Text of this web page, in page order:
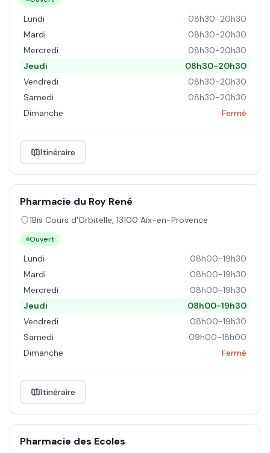
Lundi
08h30-20h30
Mardi
08h30-20h30
Mercredi
08h30-20h30
Jeudi
08h30-20h30
Vendredi
08h30-20h30
Samedi
08h30-20h30
Dimanche
Fermé
Itinéraire
Pharmacie du Roy René
1Bis Cours d'Orbitelle, 13100 Aix-en-Provence
Ouvert
Lundi
08h00-19h30
Mardi
08h00-19h30
Mercredi
08h00-19h30
Jeudi
08h00-19h30
Vendredi
08h00-19h30
Samedi
09h00-18h00
Dimanche
Fermé
Itinéraire
Pharmacie des Ecoles